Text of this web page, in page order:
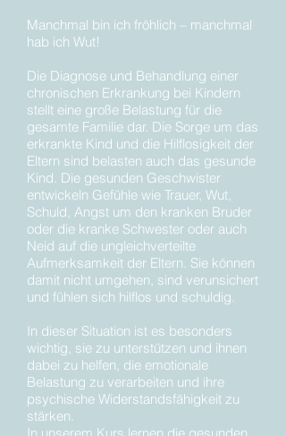
Manchmal bin ich fröhlich – manchmal
hab ich Wut!
Die Diagnose und Behandlung einer
chronischen Erkrankung bei Kindern
stellt eine große Belastung für die
gesamte Familie dar. Die Sorge um das
erkrankte Kind und die Hilflosigkeit der
Eltern sind belasten auch das gesunde
Kind. Die gesunden Geschwister
entwickeln Gefühle wie Trauer, Wut,
Schuld, Angst um den kranken Bruder
oder die kranke Schwester oder auch
Neid auf die ungleichverteilte
Aufmerksamkeit der Eltern. Sie können
damit nicht umgehen, sind verunsichert
und fühlen sich hilflos und schuldig.
In dieser Situation ist es besonders
wichtig, sie zu unterstützen und ihnen
dabei zu helfen, die emotionale
Belastung zu verarbeiten und ihre
psychische Widerstandsfähigkeit zu
stärken.